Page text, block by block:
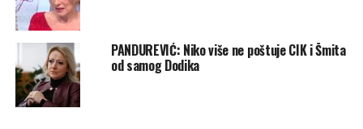
PANDUREVIĆ: Niko više ne poštuje CIK i Šmita
od samog Dodika